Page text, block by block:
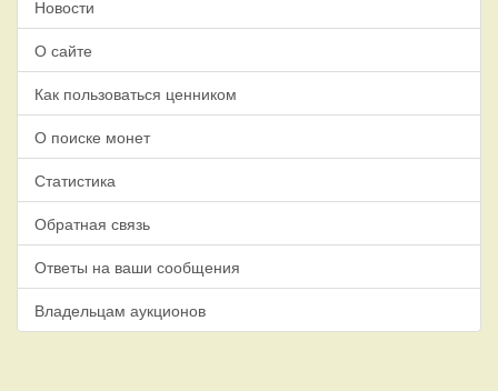
Новости
О сайте
Как пользоваться ценником
О поиске монет
Статистика
Обратная связь
Ответы на ваши сообщения
Владельцам аукционов